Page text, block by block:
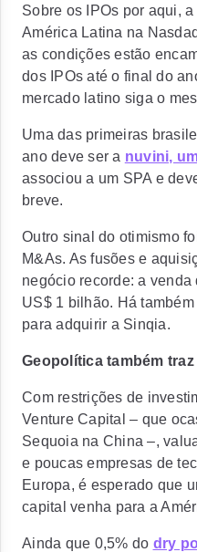
Sobre os IPOs por aqui,
América Latina na
as condições estão
dos IPOs até o final do
mercado latino siga o
Uma das primeiras
ano deve ser a nuvini,
associou a um SPA e
breve.
Outro sinal do otimismo
M&As. As fusões e
negócio recorde: a venda
US$ 1 bilhão. Há
para adquirir a Sinqia.
Geopolítica também
Com restrições de
Venture Capital – que
Sequoia na China –,
e poucas empresas de
Europa, é esperado que
capital venha para a
Ainda que 0,5% do dry